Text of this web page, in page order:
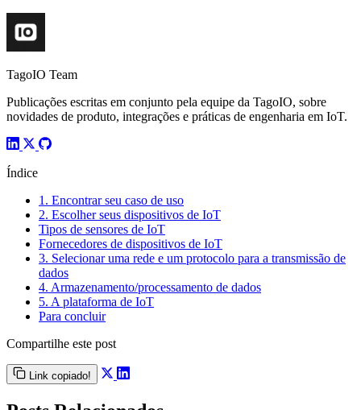
TagoIO Team
Publicações escritas em conjunto pela equipe da TagoIO, sobre
novidades de produto, integrações e práticas de engenharia em IoT.
Índice
1. Encontrar seu caso de uso
2. Escolher seus dispositivos de IoT
Tipos de sensores de IoT
Fornecedores de dispositivos de IoT
3. Selecionar uma rede e um protocolo para a transmissão de
dados
4. Armazenamento/processamento de dados
5. A plataforma de IoT
Para concluir
Compartilhe este post
Link copiado!